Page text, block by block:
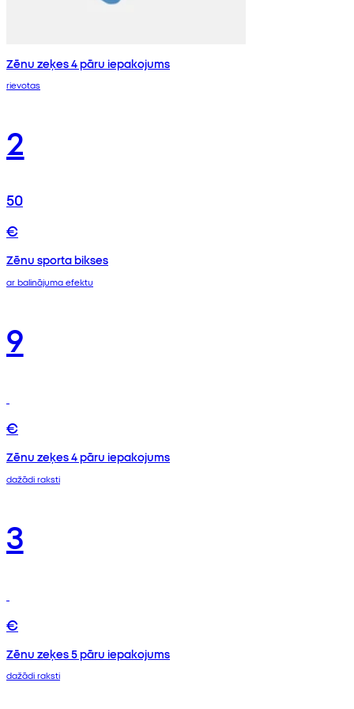
Zēnu zeķes 4 pāru iepakojums
rievotas
2
50
€
Zēnu sporta bikses
ar balinājuma efektu
9
€
Zēnu zeķes 4 pāru iepakojums
dažādi raksti
3
€
Zēnu zeķes 5 pāru iepakojums
dažādi raksti